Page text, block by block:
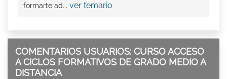
formarte ad... ver temario
COMENTARIOS USUARIOS: CURSO ACCESO
A CICLOS FORMATIVOS DE GRADO MEDIO A
DISTANCIA